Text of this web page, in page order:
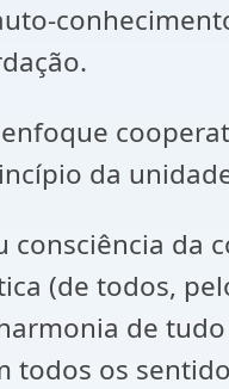
da
da
(de todos,
de
todos os